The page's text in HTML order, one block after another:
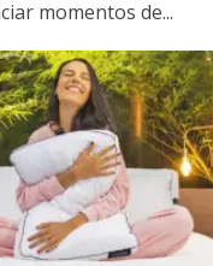
momentos de...